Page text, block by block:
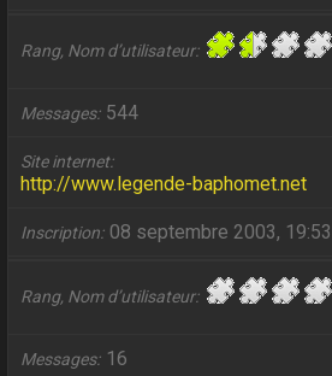
Rang, Nom d’utilisateur
Messages 544
Site internet
http://www.legende-baphomet.net
Inscription 08 septembre 2003, 19:53
Rang, Nom d’utilisateur
Messages 16